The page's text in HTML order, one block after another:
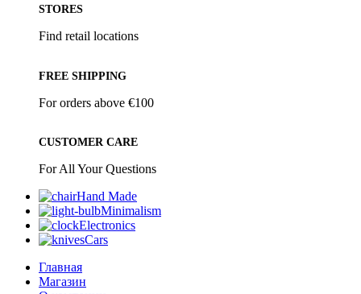
STORES
Find retail locations
FREE SHIPPING
For orders above €100
CUSTOMER CARE
For All Your Questions
Hand Made
Minimalism
Electronics
Cars
Главная
Магазин